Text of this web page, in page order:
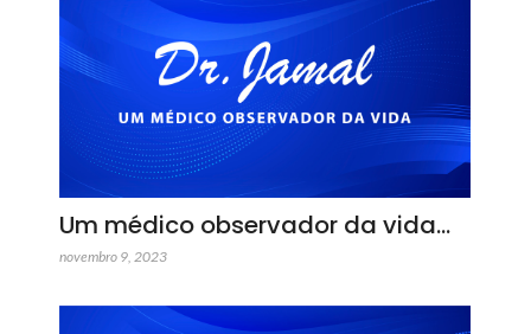
Um médico observador da vida…
novembro 9, 2023